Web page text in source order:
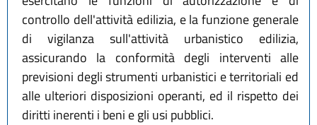
controllo dell'attività edilizia, e la funzione generale
di vigilanza sull'attività urbanistico edilizia,
assicurando la conformità degli interventi alle
previsioni degli strumenti urbanistici e territoriali ed
alle ulteriori disposizioni operanti, ed il rispetto dei
diritti inerenti i beni e gli usi pubblici.